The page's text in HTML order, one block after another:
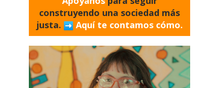
construyendo una sociedad más
justa.
Aquí te contamos cómo.